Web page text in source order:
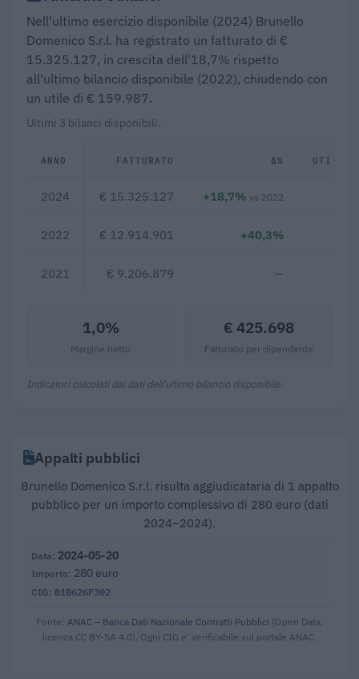
Nell'ultimo esercizio disponibile (2024) Brunello
Domenico S.r.l. ha registrato un fatturato di €
15.325.127, in crescita dell'18,7% rispetto
all'ultimo bilancio disponibile (2022), chiudendo con
un utile di € 159.987.
Ultimi 3 bilanci disponibili.
ANNO FATTURATO Δ% UTILE/
2024 € 15.325.127 +18,7% vs 2022
2022 € 12.914.901 +40,3%
2021 € 9.206.879 —
1,0%
Margine netto
€ 425.698
Fatturato per dipendente
Indicatori calcolati dai dati dell'ultimo bilancio disponibile.
Appalti pubblici
Brunello Domenico S.r.l. risulta aggiudicataria di 1 appalto
pubblico per un importo complessivo di 280 euro (dati
2024–2024).
B1B626F302
2024-05-20
280 euro
Fonte: ANAC – Banca Dati Nazionale Contratti Pubblici (Open Data,
licenza CC BY-SA 4.0). Ogni CIG e' verificabile sul portale ANAC.